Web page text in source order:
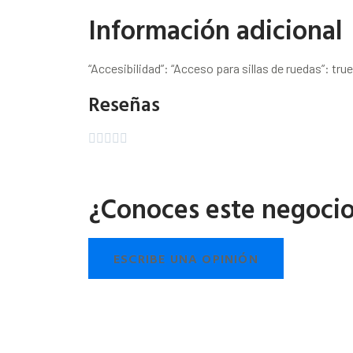
Información adicional
“Accesibilidad”: “Acceso para sillas de ruedas”:
Reseñas
    
¿Conoces este
ESCRIBE UNA OPINIÓN